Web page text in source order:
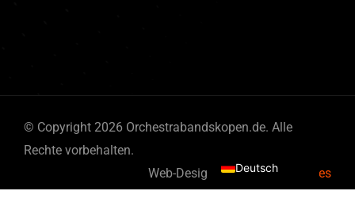
© Copyright 2026 Orchestrabandskopen.de. Alle
Rechte vorbehalten.
Web-Design vonBy Bits & Pieces
Deutsch